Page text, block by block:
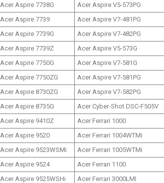
Acer Aspire 7738G Acer Aspire V5-573PG
Acer Aspire 7739 Acer Aspire V7-481PG
Acer Aspire 7739G Acer Aspire V7-482PG
Acer Aspire 7739Z Acer Aspire V5-573G
Acer Aspire 7750G Acer Aspire V7-581G
Acer Aspire 7750ZG Acer Aspire V7-581PG
Acer Aspire 8730ZG Acer Aspire V7-582PG
Acer Aspire 8735G Acer Cyber-Shot DSC-F505V
Acer Aspire 9410Z Acer Ferrari 1000
Acer Aspire 9520 Acer Ferrari 1004WTMi
Acer Aspire 9523WSMi Acer Ferrari 1005WTMi
Acer Aspire 9524 Acer Ferrari 1100
Acer Aspire 9525WSHi Acer Ferrari 3000LMI